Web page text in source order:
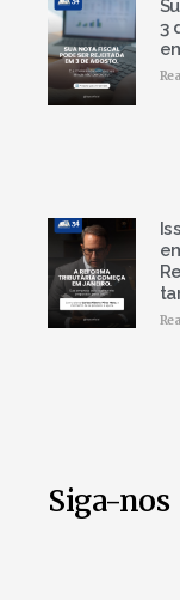
3
Siga-nos